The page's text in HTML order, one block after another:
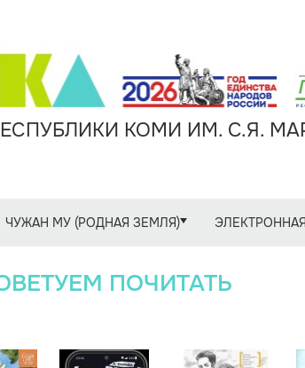
КОМИ ИМ. С.Я.
ЧУЖАН МУ (РОДНАЯ ЗЕМЛЯ)
ПОЧИТАТЬ